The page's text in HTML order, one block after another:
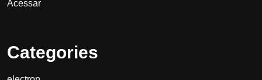
Acessar
Categories